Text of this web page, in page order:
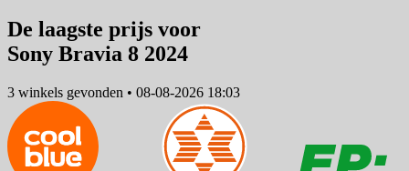
De laagste prijs voor
Sony Bravia 8 2024
3 winkels gevonden • 08-08-2026 18:03